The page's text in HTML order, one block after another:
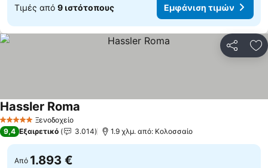
Τιμές από 9 ιστότοπους Εμφάνιση τιμών
5 Αστέρια Ξενοδοχείο
Hassler Roma
9,4 Εξαιρετικό 3.014 1.9 χλμ. από: Κολοσσαίο
Από 1.893 €